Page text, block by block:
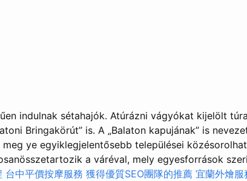
indulnak sétahajók. Atúrázni vágyókat kijelölt
Bringakörút” is. A „Balaton kapu­­jának” is
ye egyikleg­je­len­tősebb települései
a váréval, mely egyesforrások
台中平價按摩服務 獲得優質SEO團隊的推薦 宜蘭外燴服